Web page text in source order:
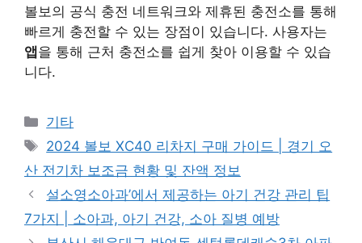
볼보의 공식 충전 네트워크와 제휴된 충전소를 통해
빠르게 충전할 수 있는 장점이 있습니다. 사용자는
앱을 통해 근처 충전소를 쉽게 찾아 이용할 수 있습
니다.
Categories
기타
Tags
2024 볼보 XC40 리차지 구매 가이드 | 경기 오
산 전기차 보조금 현황 및 잔액 정보
설소영소아과’에서 제공하는 아기 건강 관리 팁
7가지 | 소아과, 아기 건강, 소아 질병 예방